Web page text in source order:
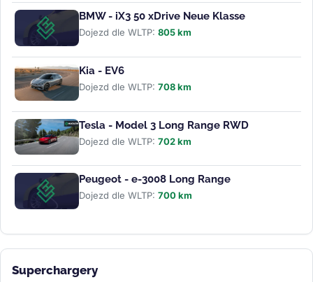
BMW - iX3 50 xDrive Neue Klasse
Dojezd dle WLTP: 805 km
Kia - EV6
Dojezd dle WLTP: 708 km
Tesla - Model 3 Long Range RWD
Dojezd dle WLTP: 702 km
Peugeot - e-3008 Long Range
Dojezd dle WLTP: 700 km
Superchargery